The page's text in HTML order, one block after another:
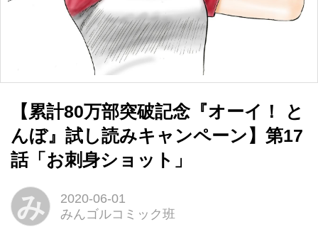
【累計80万部突破記念『オーイ！ と
んぼ』試し読みキャンペーン】第17
話「お刺身ショット」
み
2020-06-01
みんゴルコミック班